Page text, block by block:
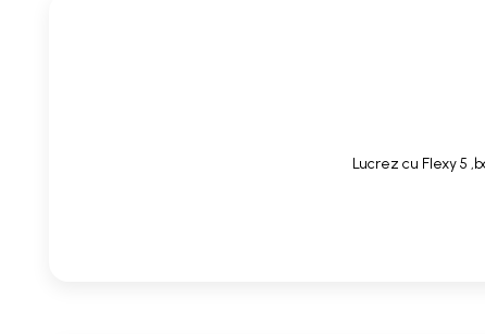
Lucrez cu Flexy 5